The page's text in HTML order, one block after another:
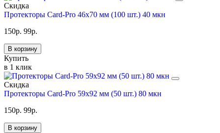
Скидка
Протекторы Card-Pro 46x70 мм (100 шт.) 40 мкн
150р. 99р.
В корзину
Купить
в 1 клик
Скидка
Протекторы Card-Pro 59x92 мм (50 шт.) 80 мкн
150р. 99р.
В корзину